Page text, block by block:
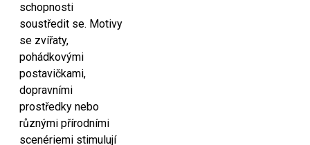
schopnosti
soustředit se. Motivy
se zvířaty,
pohádkovými
postavičkami,
dopravními
prostředky nebo
různými přírodními
scenériemi stimulují